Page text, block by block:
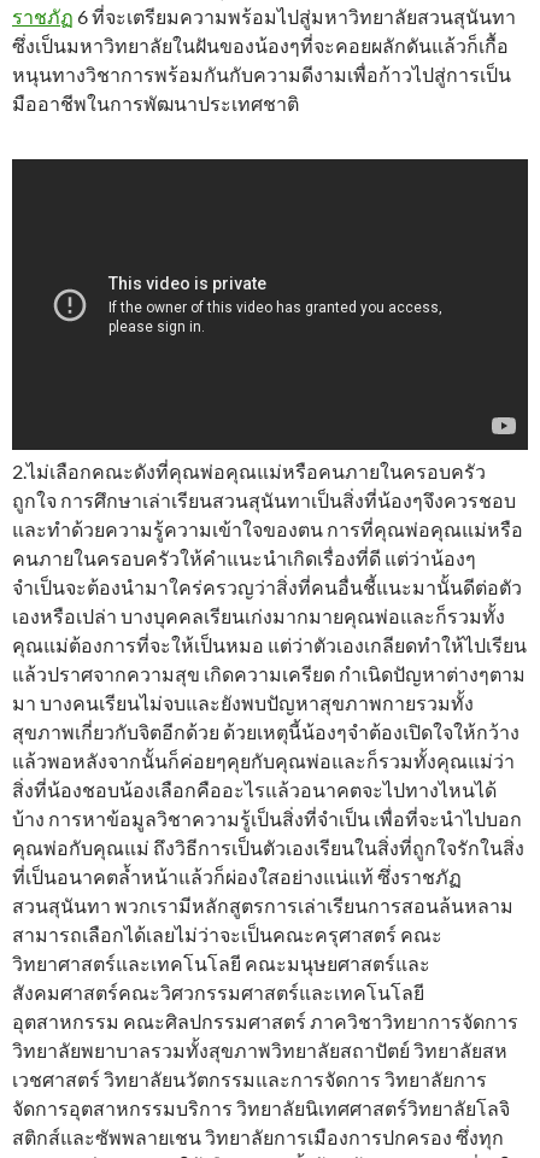
ราชภัฏ 6 ที่จะเตรียมความพร้อมไปสู่มหาวิทยาลัยสวนสุนันทา
ซึ่งเป็นมหาวิทยาลัยในฝันของน้องๆที่จะคอยผลักดันแล้วก็เกื้อ
หนุนทางวิชาการพร้อมกันกับความดีงามเพื่อก้าวไปสู่การเป็น
มืออาชีพในการพัฒนาประเทศชาติ
2.ไม่เลือกคณะดังที่คุณพ่อคุณแม่หรือคนภายในครอบครัว
ถูกใจ การศึกษาเล่าเรียนสวนสุนันทาเป็นสิ่งที่น้องๆจึงควรชอบ
และทำด้วยความรู้ความเข้าใจของตน การที่คุณพ่อคุณแม่หรือ
คนภายในครอบครัวให้คำแนะนำเกิดเรื่องที่ดี แต่ว่าน้องๆ
จำเป็นจะต้องนำมาใคร่ครวญว่าสิ่งที่คนอื่นชี้แนะมานั้นดีต่อตัว
เองหรือเปล่า บางบุคคลเรียนเก่งมากมายคุณพ่อและก็รวมทั้ง
คุณแม่ต้องการที่จะให้เป็นหมอ แต่ว่าตัวเองเกลียดทำให้ไปเรียน
แล้วปราศจากความสุข เกิดความเครียด กำเนิดปัญหาต่างๆตาม
มา บางคนเรียนไม่จบและยังพบปัญหาสุขภาพกายรวมทั้ง
สุขภาพเกี่ยวกับจิตอีกด้วย ด้วยเหตุนี้น้องๆจำต้องเปิดใจให้กว้าง
แล้วพอหลังจากนั้นก็ค่อยๆคุยกับคุณพ่อและก็รวมทั้งคุณแม่ว่า
สิ่งที่น้องชอบน้องเลือกคืออะไรแล้วอนาคตจะไปทางไหนได้
บ้าง การหาข้อมูลวิชาความรู้เป็นสิ่งที่จำเป็น เพื่อที่จะนำไปบอก
คุณพ่อกับคุณแม่ ถึงวิธีการเป็นตัวเองเรียนในสิ่งที่ถูกใจรักในสิ่ง
ที่เป็นอนาคตล้ำหน้าแล้วก็ผ่องใสอย่างแน่แท้ ซึ่งราชภัฏ
สวนสุนันทา พวกเรามีหลักสูตรการเล่าเรียนการสอนล้นหลาม
สามารถเลือกได้เลยไม่ว่าจะเป็นคณะครุศาสตร์ คณะ
วิทยาศาสตร์และเทคโนโลยี คณะมนุษยศาสตร์และ
สังคมศาสตร์คณะวิศวกรรมศาสตร์และเทคโนโลยี
อุตสาหกรรม คณะศิลปกรรมศาสตร์ ภาควิชาวิทยาการจัดการ
วิทยาลัยพยาบาลรวมทั้งสุขภาพวิทยาลัยสถาปัตย์ วิทยาลัยสห
เวชศาสตร์ วิทยาลัยนวัตกรรมและการจัดการ วิทยาลัยการ
จัดการอุตสาหกรรมบริการ วิทยาลัยนิเทศศาสตร์วิทยาลัยโลจิ
สติกส์และซัพพลายเชน วิทยาลัยการเมืองการปกครอง ซึ่งทุก